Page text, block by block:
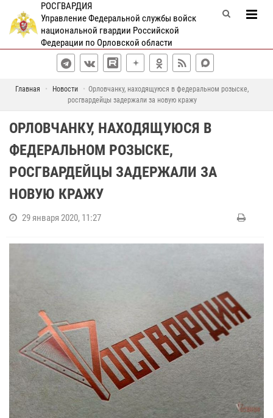
РОСГВАРДИЯ
Управление Федеральной службы войск
национальной гвардии Российской
Федерации по Орловской области
Главная Новости
Орловчанку, находящуюся в федеральном розыске,
росгвардейцы задержали за новую кражу
ОРЛОВЧАНКУ, НАХОДЯЩУЮСЯ В
ФЕДЕРАЛЬНОМ РОЗЫСКЕ,
РОСГВАРДЕЙЦЫ ЗАДЕРЖАЛИ ЗА
НОВУЮ КРАЖУ
29 января 2020, 11:27